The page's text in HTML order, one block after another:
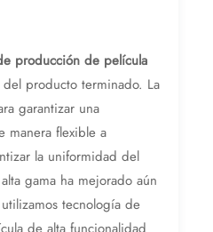
producción de película
producto terminado. La
garantizar una
manera flexible a
la uniformidad del
gama ha mejorado aún
tecnología de